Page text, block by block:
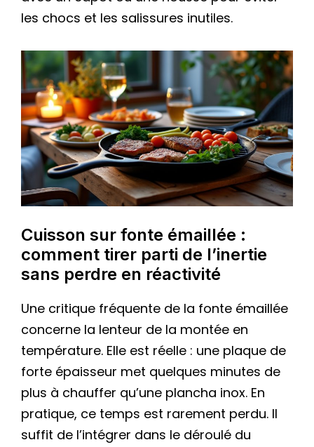
les chocs et les salissures inutiles.
Cuisson sur fonte émaillée :
comment tirer parti de l’inertie
sans perdre en réactivité
Une critique fréquente de la fonte émaillée
concerne la lenteur de la montée en
température. Elle est réelle : une plaque de
forte épaisseur met quelques minutes de
plus à chauffer qu’une plancha inox. En
pratique, ce temps est rarement perdu. Il
suffit de l’intégrer dans le déroulé du